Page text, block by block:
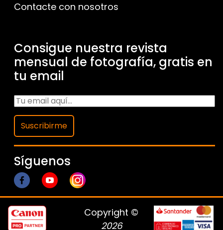
Contacte con nosotros
Consigue nuestra revista
mensual de fotografía, gratis en
tu email
Suscribirme
Síguenos
Copyright ©
2026